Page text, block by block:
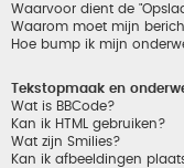
Waarvoor dient de
Waarom moet mijn
Hoe bump ik mijn
Tekstopmaak en
Wat is BBCode?
Kan ik HTML gebruiken?
Wat zijn Smilies?
Kan ik afbeeldingen